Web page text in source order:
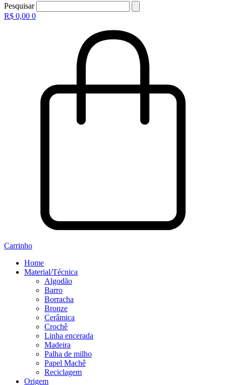
Pesquisar
R$ 0,00 0
Carrinho
Home
Material/Técnica
Algodão
Barro
Borracha
Bronze
Cerâmica
Crochê
Linha encerada
Madeira
Palha de milho
Papel Machê
Reciclagem
Origem